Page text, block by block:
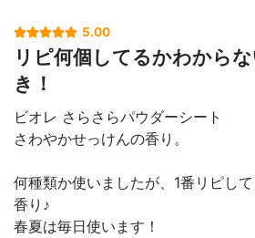
5.00
リピ何個してるかわから
き！
ビオレ さらさらパウダーシート
さわやかせっけんの香り。
何種類か使いましたが、1番リピし
香り♪
春夏は毎日使います！